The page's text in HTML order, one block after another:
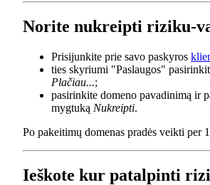
Norite nukreipti riziku-
Prisijunkite prie savo paskyros
ties skyriumi "Paslaugos"
Plačiau...;
pasirinkite domeno pavadinimą ir
mygtuką Nukreipti.
Po pakeitimų domenas pradės veikti per
Ieškote kur patalpinti